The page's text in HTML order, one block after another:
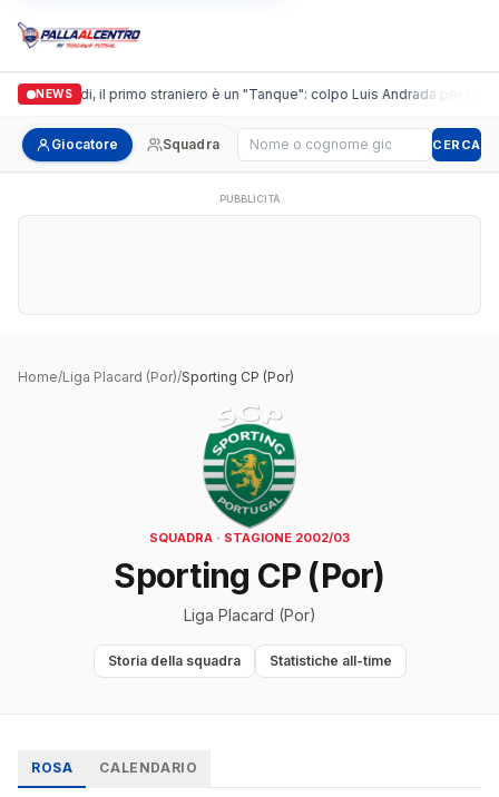
NEWS
Casalguidi, il primo straniero è un "Tanque": colpo Luis Andrada per il
Giocatore Squadra Cerca giocatore CERCA
PUBBLICITÀ
Home/Liga Placard (Por)/Sporting CP (Por)
SQUADRA · STAGIONE 2002/03
Sporting CP (Por)
Liga Placard (Por)
Storia della squadra Statistiche all-time
ROSA CALENDARIO